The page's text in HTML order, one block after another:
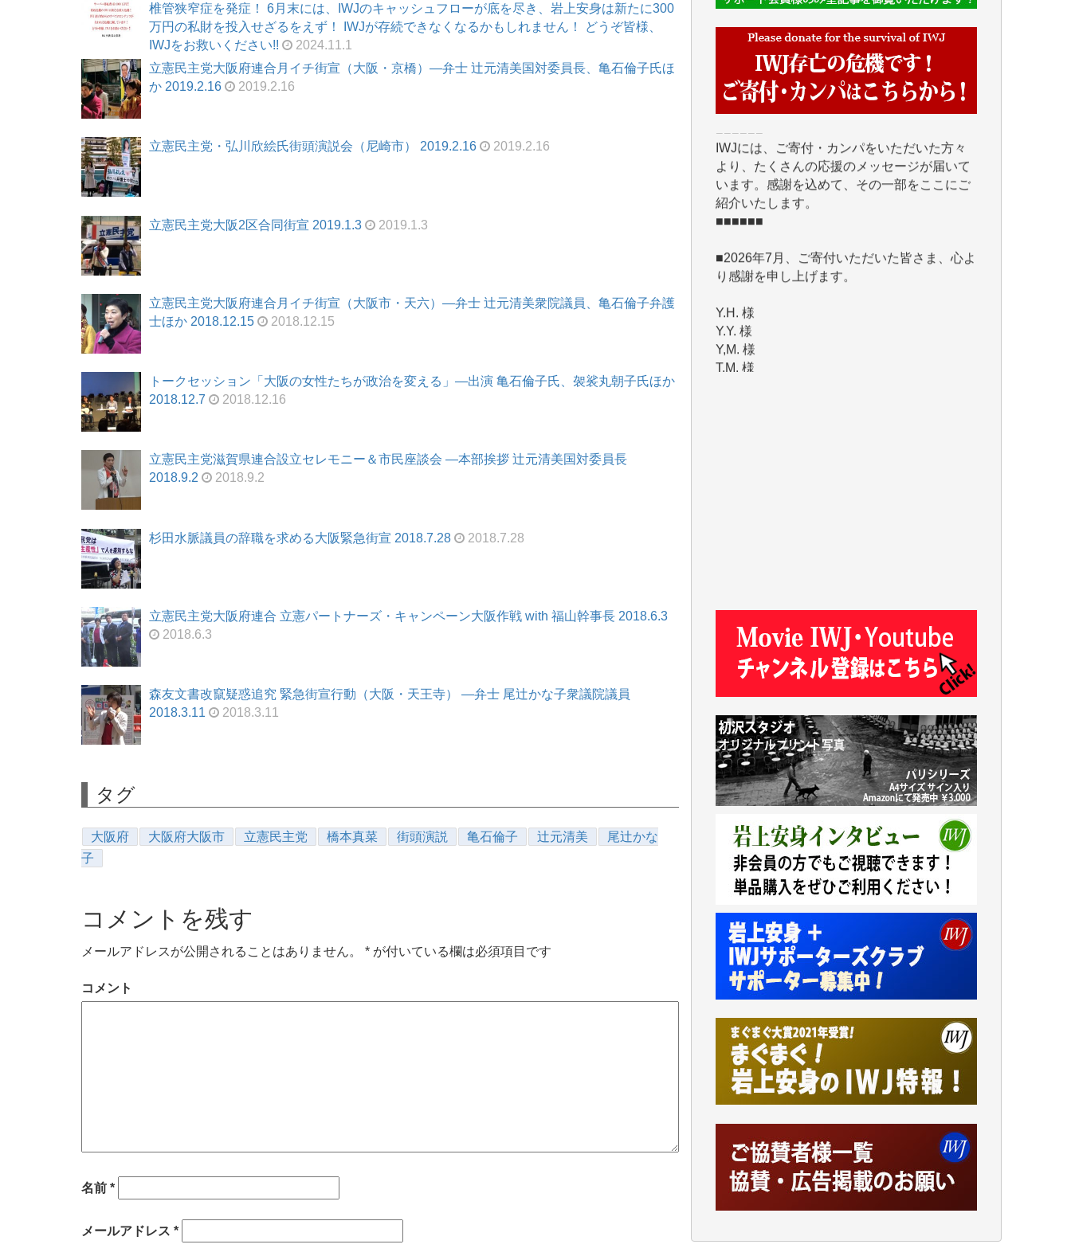
椎管狭窄症を発症！ 6月末には、IWJのキャッシュフローが底を尽き、岩上安身は新たに300
万円の私財を投入せざるをえず！ IWJが存続できなくなるかもしれません！ どうぞ皆様、
IWJをお救いください!!
2024.11.1
立憲民主党大阪府連合月イチ街宣（大阪・京橋）―弁士 辻元清美国対委員長、亀石倫子氏ほ
か 2019.2.16
2019.2.16
立憲民主党・弘川欣絵氏街頭演説会（尼崎市） 2019.2.16 2019.2.16
立憲民主党大阪2区合同街宣 2019.1.3 2019.1.3
立憲民主党大阪府連合月イチ街宣（大阪市・天六）―弁士 辻元清美衆院議員、亀石倫子弁護
士ほか 2018.12.15
2018.12.15
トークセッション「大阪の女性たちが政治を変える」―出演 亀石倫子氏、袈裟丸朝子氏ほか
2018.12.7
2018.12.16
立憲民主党滋賀県連合設立セレモニー＆市民座談会 ―本部挨拶 辻元清美国対委員長
2018.9.2
2018.9.2
杉田水脈議員の辞職を求める大阪緊急街宣 2018.7.28 2018.7.28
立憲民主党大阪府連合 立憲パートナーズ・キャンペーン大阪作戦 with 福山幹事長 2018.6.3
2018.6.3
森友文書改竄疑惑追究 緊急街宣行動（大阪・天王寺） ―弁士 尾辻かな子衆議院議員
2018.3.11
2018.3.11
タグ
大阪府 大阪府大阪市 立憲民主党 橋本真菜 街頭演説 亀石倫子 辻元清美
尾辻かな
子
コメントを残す
メールアドレスが公開されることはありません。 * が付いている欄は必須項目です
コメント
名前 *
メールアドレス *
■■■■■■
います。感謝を込めて、その一部をここにご
紹介いたします。
■■■■■■
■2026年7月、ご寄付いただいた皆さま、心よ
Y.H. 様
Y,M. 様
T.M. 様
マツモト ヤスアキ 様
マシオン 恵美香 様
ASAKO TAKAESU 様
マシオン恵美香 様
平野智生 様
山本賢二 様
吉住俊昭 様
徳山匡 様
金 盛起 様
塩川 晃平 様
松本益美 様
井出 隆太 様
及川昭男 様
岩井祐子 様
藤田英之 様
藤岡比左志 様
井出 隆太 様
小池説夫 様
アオキカナメ 様
諸般の事情によりIWJ会費払えず今は非会員
です。市民側に立つ講演会にIWJのカメラマ
われるのはあまりにもったいない。少しでも
お役立てください。（H.O.様）
今日、僅かですがカンパしました。（T.M.
様）
今日、僅かですがカンパしました。IWJの危
機を乗り切るには到底及ばない額ですが病気
の妻を抱えている私にとっては精一杯のカン
パです。
かねてよりIWJが発してきた膨大な取材記事
ューは大袈裟ではなく、極めて重要な知的財